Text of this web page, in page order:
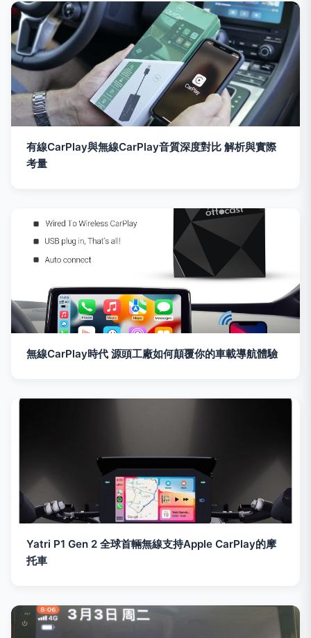
有線CarPlay與無線CarPlay音質深度對比 解析與實際
考量
無線CarPlay時代 源頭工廠如何顛覆你的車載導航體驗
Yatri P1 Gen 2 全球首輛無線支持Apple CarPlay的摩
托車